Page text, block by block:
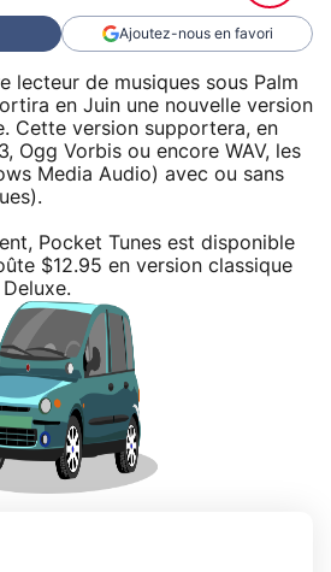
Ajoutez-nous en favori
lecteur de musiques sous Palm
en Juin une nouvelle version
Cette version supportera, en
Ogg Vorbis ou encore WAV, les
Media Audio) avec ou sans
Pocket Tunes est disponible
$12.95 en version classique